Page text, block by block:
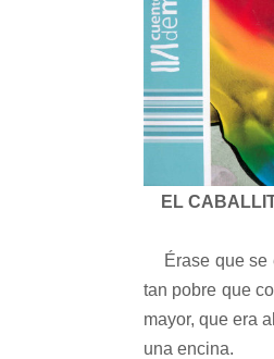
EL
Érase que se
tan pobre que
mayor, que era
una encina.